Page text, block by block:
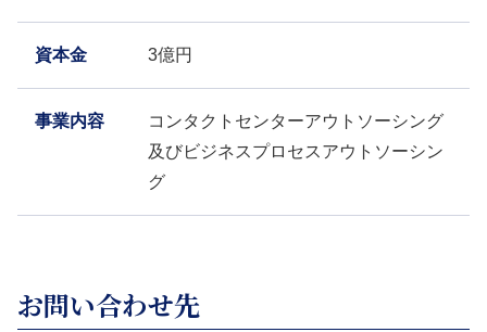
資本金 3億円
事業内容
コンタクトセンターアウトソーシング
及びビジネスプロセスアウトソーシン
グ
お問い合わせ先